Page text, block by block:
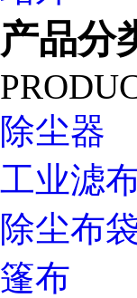
产品分
除尘器
工业滤
除尘布
篷布